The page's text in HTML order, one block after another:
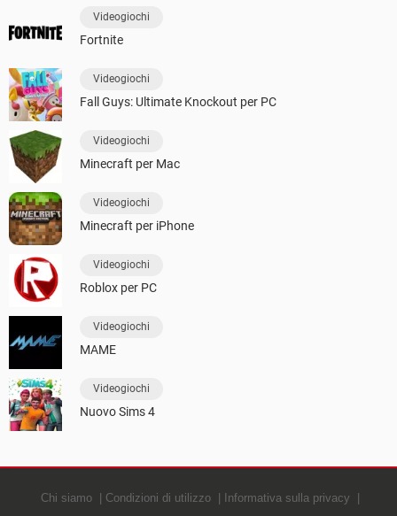
Videogiochi
Fortnite
Videogiochi
Fall Guys: Ultimate Knockout per PC
Videogiochi
Minecraft per Mac
Videogiochi
Minecraft per iPhone
Videogiochi
Roblox per PC
Videogiochi
MAME
Videogiochi
Nuovo Sims 4
Chi siamo Condizioni di utilizzo
Informativa sulla privacy